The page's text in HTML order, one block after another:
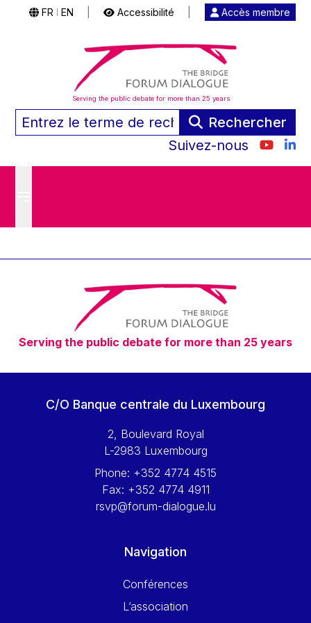
FR EN Accessibilité Accès membre
Serving the public debate for more than 25 years
Rechercher
Suivez-nous
Serving the public debate for more than 25 years
C/O Banque centrale du Luxembourg
2, Boulevard Royal
L-2983 Luxembourg
Phone: +352 4774 4515
Fax: +352 4774 4911
rsvp@forum-dialogue.lu
Navigation
Conférences
L’association